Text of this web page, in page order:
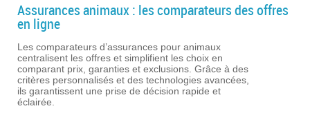
Assurances animaux : les comparateurs des offres
en ligne
Les comparateurs d’assurances pour animaux
centralisent les offres et simplifient les choix en
comparant prix, garanties et exclusions. Grâce à des
critères personnalisés et des technologies avancées,
ils garantissent une prise de décision rapide et
éclairée.